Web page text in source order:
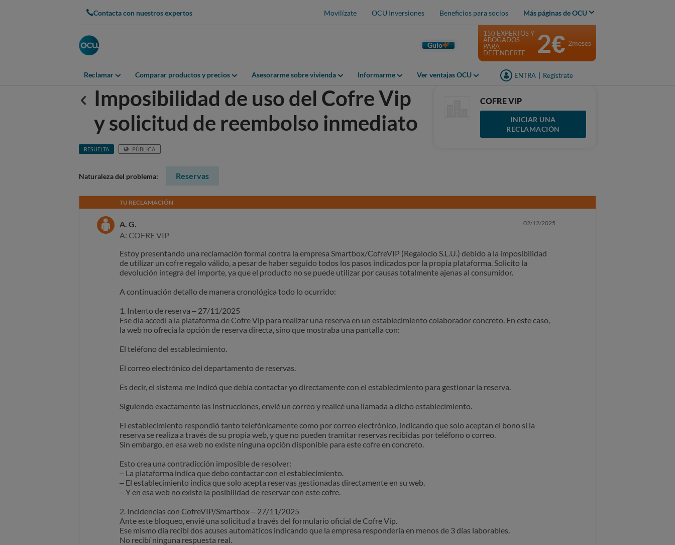
Contacta con nuestros expertos Movilízate OCU Inversiones Beneficios para socios Más páginas de OCU
Guio
Reclamar Comparar productos y precios Asesorarme sobre vivienda Informarme Ver ventajas OCU ENTRA Regístrate
150 EXPERTOS Y
ABOGADOS
PARA
DEFENDERTE
2€ 2meses
Anterior
Imposibilidad de uso del Cofre Vip
y solicitud de reembolso inmediato
RESUELTA PÚBLICA
COFRE VIP
INICIAR UNA
RECLAMACIÓN
Naturaleza del problema: Reservas
TU RECLAMACIÓN
A. G.
A: COFRE VIP
02/12/2025
Estoy presentando una reclamación formal contra la empresa Smartbox/CofreVIP (Regalocio S.L.U.) debido a la imposibilidad
de utilizar un cofre regalo válido, a pesar de haber seguido todos los pasos indicados por la propia plataforma. Solicito la
devolución íntegra del importe, ya que el producto no se puede utilizar por causas totalmente ajenas al consumidor.
A continuación detallo de manera cronológica todo lo ocurrido:
1. Intento de reserva – 27/11/2025
Ese día accedí a la plataforma de Cofre Vip para realizar una reserva en un establecimiento colaborador concreto. En este caso,
la web no ofrecía la opción de reserva directa, sino que mostraba una pantalla con:
El teléfono del establecimiento.
El correo electrónico del departamento de reservas.
Es decir, el sistema me indicó que debía contactar yo directamente con el establecimiento para gestionar la reserva.
Siguiendo exactamente las instrucciones, envié un correo y realicé una llamada a dicho establecimiento.
El establecimiento respondió tanto telefónicamente como por correo electrónico, indicando que solo aceptan el bono si la
reserva se realiza a través de su propia web, y que no pueden tramitar reservas recibidas por teléfono o correo.
Sin embargo, en esa web no existe ninguna opción disponible para este cofre en concreto.
Esto crea una contradicción imposible de resolver:
– La plataforma indica que debo contactar con el establecimiento.
– El establecimiento indica que solo acepta reservas gestionadas directamente en su web.
– Y en esa web no existe la posibilidad de reservar con este cofre.
2. Incidencias con CofreVIP/Smartbox – 27/11/2025
Ante este bloqueo, envié una solicitud a través del formulario oficial de Cofre Vip.
Ese mismo día recibí dos acuses automáticos indicando que la empresa respondería en menos de 3 días laborables.
No recibí ninguna respuesta real.